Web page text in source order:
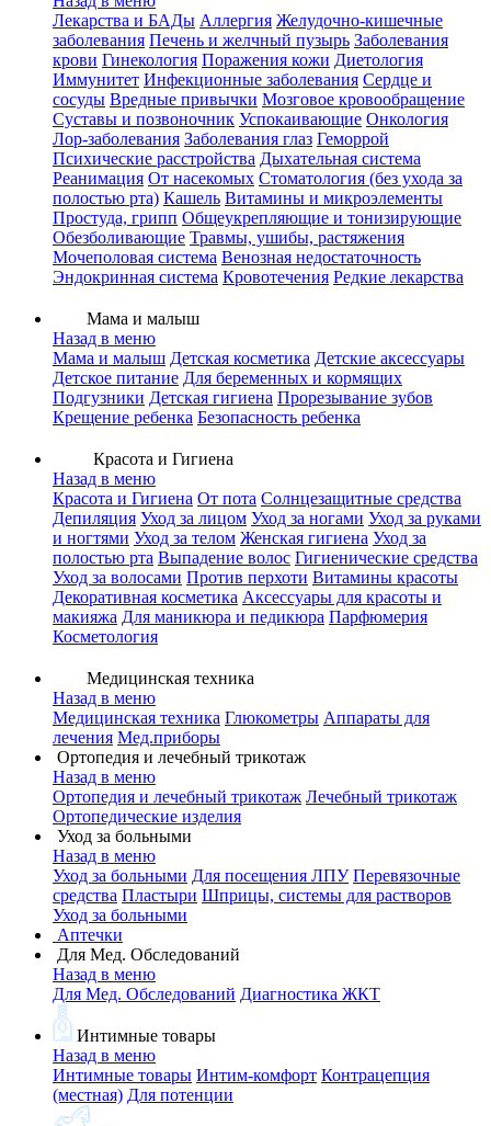
Лекарства и БАДы Аллергия Желудочно-кишечные
заболевания Печень и желчный пузырь Заболевания
крови Гинекология Поражения кожи Диетология
Иммунитет Инфекционные заболевания Сердце и
сосуды Вредные привычки Мозговое кровообращение
Суставы и позвоночник Успокаивающие Онкология
Лор-заболевания Заболевания глаз Геморрой
Психические расстройства Дыхательная система
Реанимация От насекомых Стоматология (без ухода за
полостью рта) Кашель Витамины и микроэлементы
Простуда, грипп Общеукрепляющие и тонизирующие
Обезболивающие Травмы, ушибы, растяжения
Мочеполовая система Венозная недостаточность
Эндокринная система Кровотечения Редкие лекарства
Мама и малыш
Назад в меню
Мама и малыш Детская косметика Детские аксессуары
Детское питание Для беременных и кормящих
Подгузники Детская гигиена Прорезывание зубов
Крещение ребенка Безопасность ребенка
Красота и Гигиена
Назад в меню
Красота и Гигиена От пота Солнцезащитные средства
Депиляция Уход за лицом Уход за ногами Уход за руками
и ногтями Уход за телом Женская гигиена Уход за
полостью рта Выпадение волос Гигиенические средства
Уход за волосами Против перхоти Витамины красоты
Декоративная косметика Аксессуары для красоты и
макияжа Для маникюра и педикюра Парфюмерия
Косметология
Медицинская техника
Назад в меню
Медицинская техника Глюкометры Аппараты для
лечения Мед.приборы
Ортопедия и лечебный трикотаж
Назад в меню
Ортопедия и лечебный трикотаж Лечебный трикотаж
Ортопедические изделия
Уход за больными
Назад в меню
Уход за больными Для посещения ЛПУ Перевязочные
средства Пластыри Шприцы, системы для растворов
Уход за больными
Аптечки
Для Мед. Обследований
Назад в меню
Для Мед. Обследований Диагностика ЖКТ
Интимные товары
Назад в меню
Интимные товары Интим-комфорт Контрацепция
(местная) Для потенции